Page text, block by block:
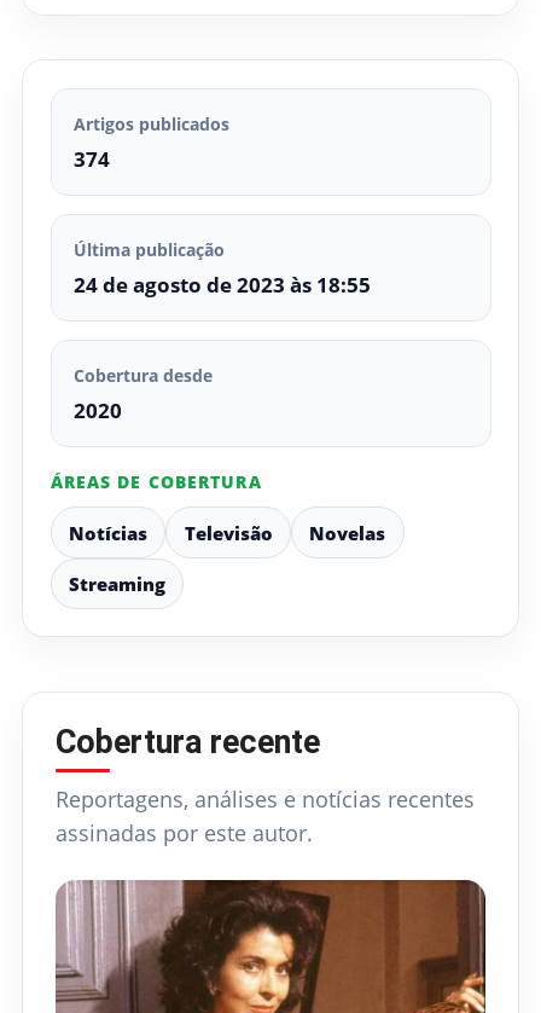
Artigos publicados
374
Última publicação
24 de agosto de 2023 às 18:55
Cobertura desde
2020
ÁREAS DE COBERTURA
Notícias Televisão Novelas
Streaming
Cobertura recente
Reportagens, análises e notícias recentes
assinadas por este autor.